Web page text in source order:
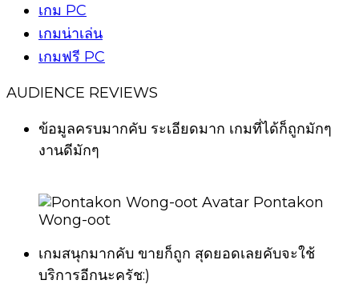
เกม PC
เกมน่าเล่น
เกมฟรี PC
AUDIENCE REVIEWS
ข้อมูลครบมากคับ ระเอียดมาก เกมที่ได้ก็ถูกมักๆ
งานดีมักๆ
Pontakon
Wong-oot
เกมสนุกมากคับ ขายก็ถูก สุดยอดเลยคับจะใช้
บริการอีกนะครัช:)